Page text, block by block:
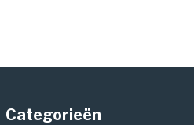
Categorieën